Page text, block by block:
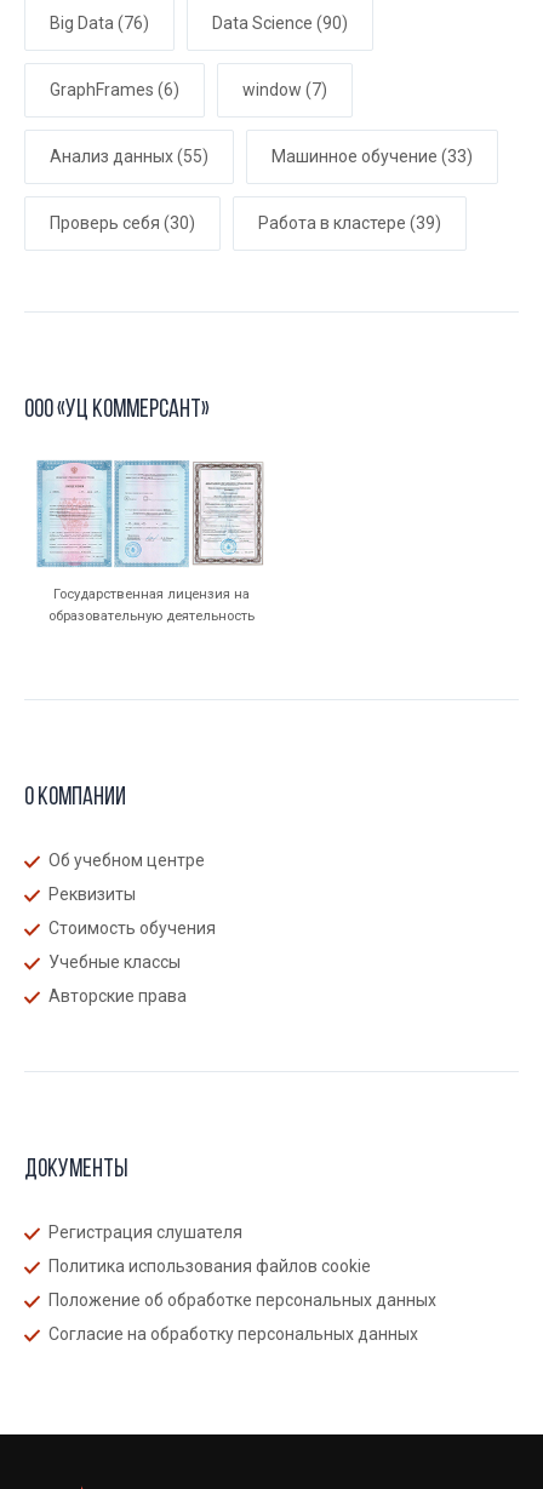
Big Data (76) Data Science (90)
GraphFrames (6) window (7)
Анализ данных(55) Машинное обучение (33)
Проверь себя (30) Работа в кластере (39)
ООО «УЦ Коммерсант»
Государственная лицензия на
образовательную деятельность
О компании
Об учебном центре
Реквизиты
Стоимость обучения
Учебные классы
Авторские права
Документы
Регистрация слушателя
Политика использования файлов cookie
Положение об обработке персональных данных
Согласие на обработку персональных данных